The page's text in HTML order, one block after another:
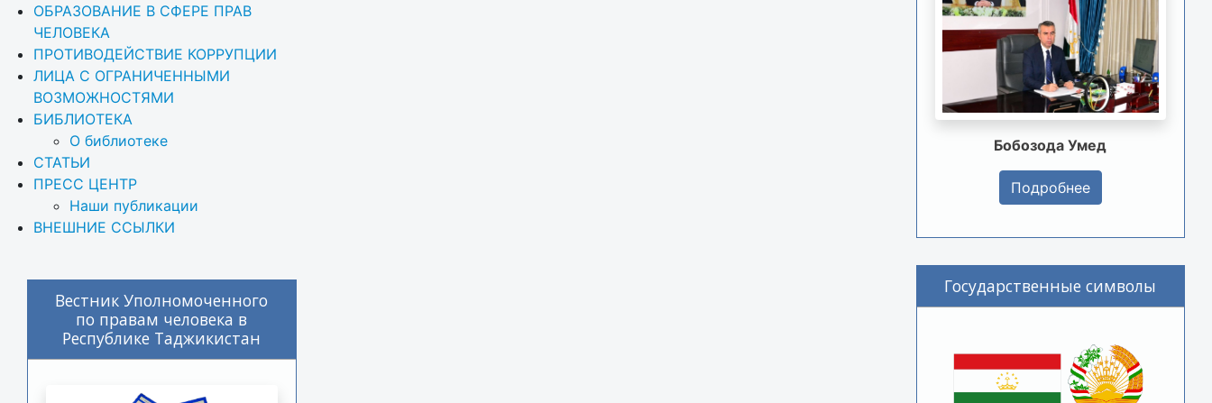
ОБРАЗОВАНИЕ В СФЕРЕ ПРАВ
ЧЕЛОВЕКА
ПРОТИВОДЕЙСТВИЕ КОРРУПЦИИ
ЛИЦА С ОГРАНИЧЕННЫМИ
ВОЗМОЖНОСТЯМИ
БИБЛИОТЕКА
О библиотеке
СТАТЬИ
ПРЕСС ЦЕНТР
Наши публикации
ВНЕШНИЕ ССЫЛКИ
Вестник Уполномоченного
по правам человека в
Республике Таджикистан
Бобозода Умед
Подробнее
Государственные символы